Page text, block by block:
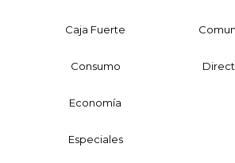
Caja Fuerte
Consumo
Economía
Especiales